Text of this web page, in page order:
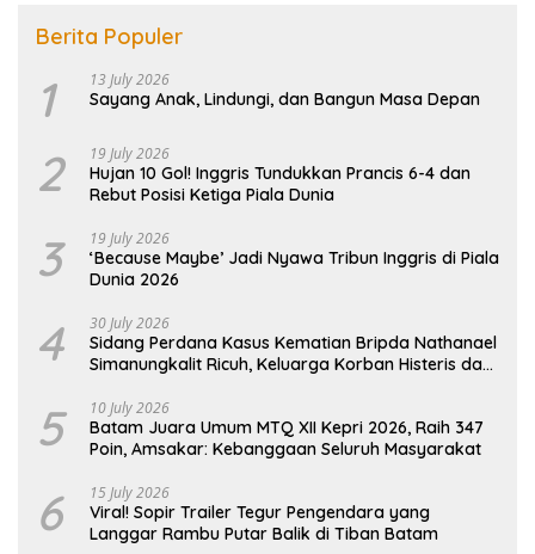
Berita Populer
1 13 July 2026
Sayang Anak, Lindungi, dan Bangun Masa Depan
2 19 July 2026
Hujan 10 Gol! Inggris Tundukkan Prancis 6-4 dan
Rebut Posisi Ketiga Piala Dunia
3 19 July 2026
‘Because Maybe’ Jadi Nyawa Tribun Inggris di Piala
Dunia 2026
4 30 July 2026
Sidang Perdana Kasus Kematian Bripda Nathanael
Simanungkalit Ricuh, Keluarga Korban Histeris dan
5 10 July 2026
Batam Juara Umum MTQ XII Kepri 2026, Raih 347
Poin, Amsakar: Kebanggaan Seluruh Masyarakat
6 15 July 2026
Viral! Sopir Trailer Tegur Pengendara yang
Langgar Rambu Putar Balik di Tiban Batam